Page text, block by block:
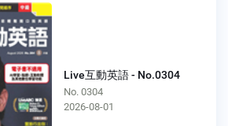
Live互動英語 - No.0304
No. 0304
2026-08-01